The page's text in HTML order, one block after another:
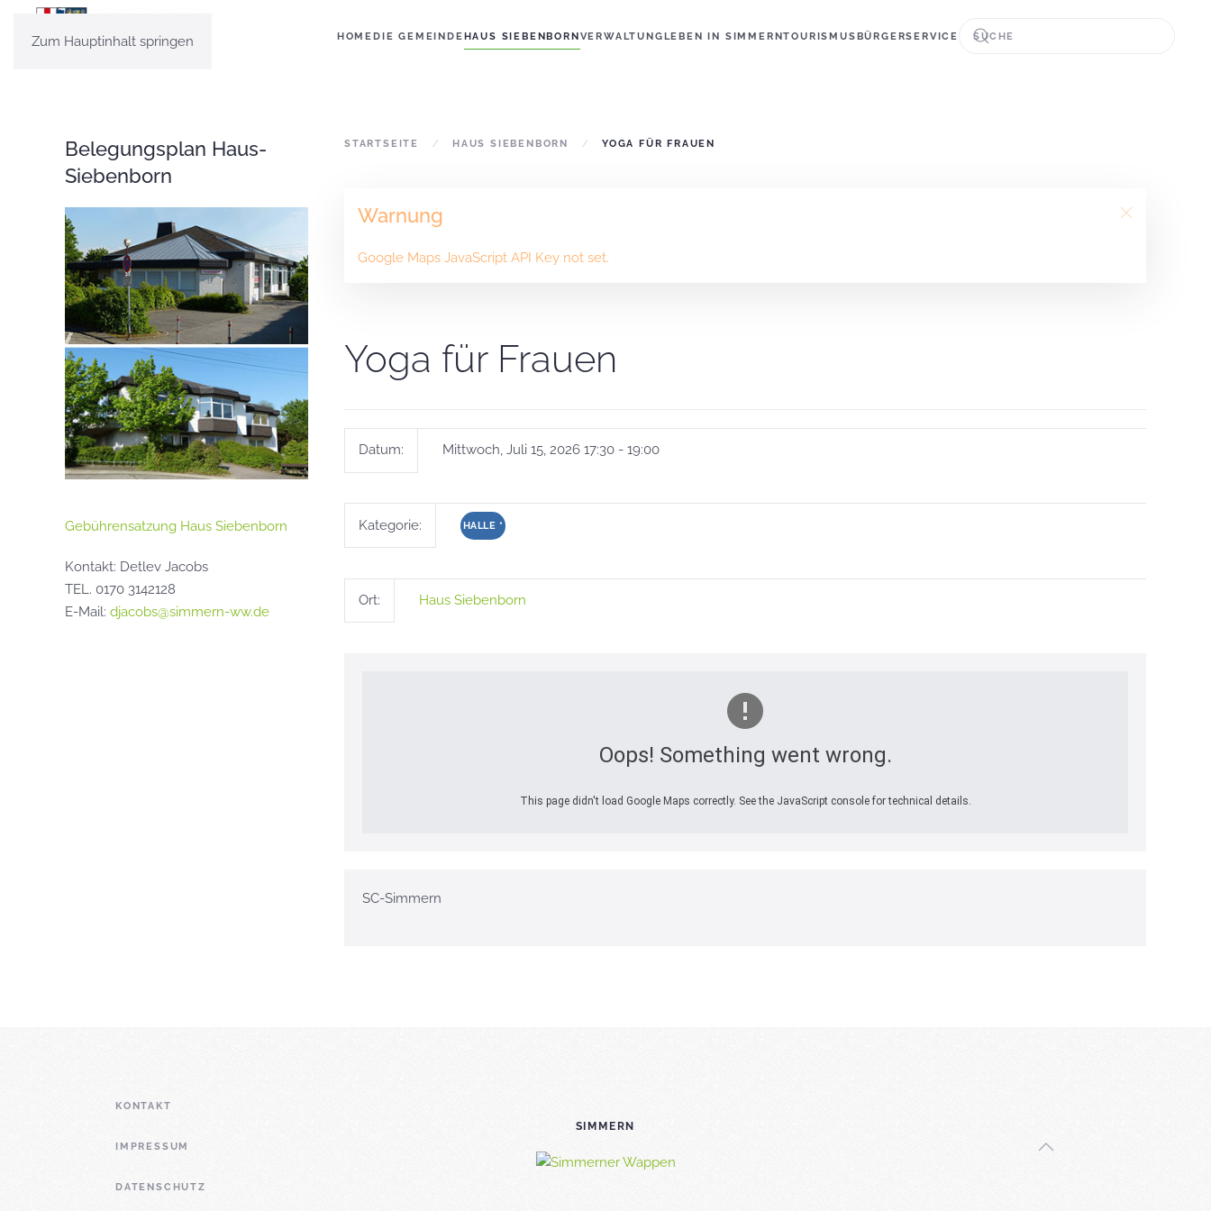
Zum Hauptinhalt springen HOMEDIE GEMEINDEHAUS SIEBENBORNVERWALTUNGLEBEN IN SIMMERNTOURISMUSBÜRGERSERVICE
STARTSEITE HAUS SIEBENBORN YOGA FÜR FRAUEN
Warnung
Google Maps JavaScript API Key not set.
Yoga für Frauen
Datum: Mittwoch, Juli 15, 2026 17:30 - 19:00
Kategorie: HALLE *
Ort: Haus Siebenborn
Oops! Something went wrong.
This page didn't load Google Maps correctly. See the JavaScript console for technical details.
SC-Simmern
Belegungsplan Haus-
Siebenborn
Gebührensatzung Haus Siebenborn
Kontakt: Detlev Jacobs
TEL. 0170 3142128
E-Mail: djacobs@simmern-ww.de
KONTAKT
IMPRESSUM
DATENSCHUTZ
SIMMERN